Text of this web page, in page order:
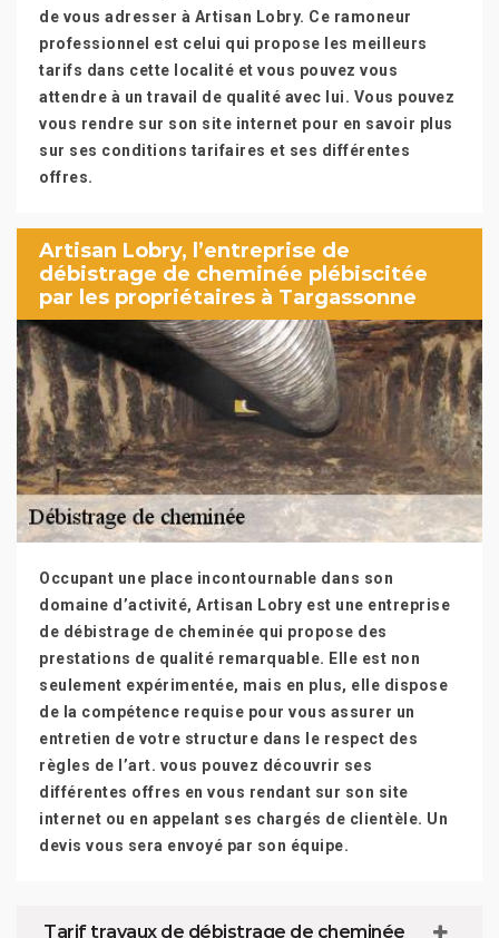
de vous adresser à Artisan Lobry. Ce ramoneur
professionnel est celui qui propose les meilleurs
tarifs dans cette localité et vous pouvez vous
attendre à un travail de qualité avec lui. Vous pouvez
vous rendre sur son site internet pour en savoir plus
sur ses conditions tarifaires et ses différentes
offres.
Artisan Lobry, l’entreprise de
débistrage de cheminée plébiscitée
par les propriétaires à Targassonne
Occupant une place incontournable dans son
domaine d’activité, Artisan Lobry est une entreprise
de débistrage de cheminée qui propose des
prestations de qualité remarquable. Elle est non
seulement expérimentée, mais en plus, elle dispose
de la compétence requise pour vous assurer un
entretien de votre structure dans le respect des
règles de l’art. vous pouvez découvrir ses
différentes offres en vous rendant sur son site
internet ou en appelant ses chargés de clientèle. Un
devis vous sera envoyé par son équipe.
Tarif travaux de débistrage de cheminée